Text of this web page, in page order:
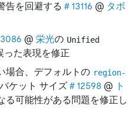
告を回避する ＃13116 @ タボ
@ 栄光の Unified
った表現を修正
場合、デフォルトの region-
バケット サイズ＃12598 @ ト
る可能性がある問題を修正し